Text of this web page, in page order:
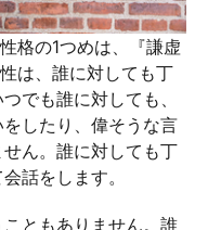
格の1つめは、『謙虚
は、誰に対しても丁
でも誰に対しても、
したり、偉そうな言
ん。誰に対しても丁
話をします。
ともありません。誰